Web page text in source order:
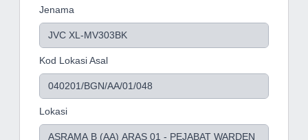
Jenama
Kod Lokasi Asal
Lokasi